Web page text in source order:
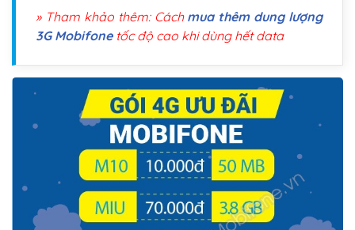
» Tham khảo thêm: Cáchmua thêm dung lượng
3G Mobifone tốc độ cao khi dùng hết data